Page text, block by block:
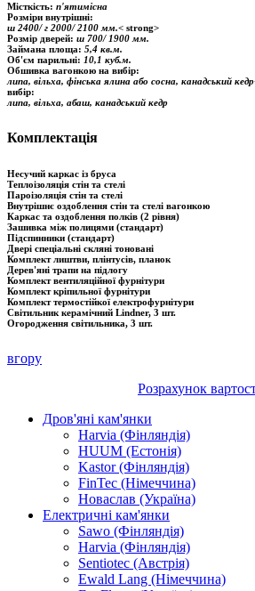
Місткість: п'ятимісна
Розміри внутрішні:
ш 2400/ г 2000/ 2100 мм.< strong>
Розмір дверей: ш 700/ 1900 мм.
Займана площа: 5,4 кв.м.
Об'єм парильні: 10,1 куб.м.
Обшивка вагонкою на вибір:
липа, вільха, фінська ялина або сосна, канадський кедр
вибір:
липа, вільха, абаш, канадський кедр
Комплектація
Несучий каркас із бруса
Теплоізоляція стін та стелі
Пароізоляція стін та стелі
Внутрішнє оздоблення стін та стелі вагонкою
Каркас та оздоблення полків (2 рівня)
Зашивка між полицями (стандарт)
Підспинники (стандарт)
Двері спеціальні скляні тоновані
Комплект лиштви, плінтусів, планок
Дерев'яні трапи на підлогу
Комплект вентиляційної фурнітури
Комплект кріпильної фурнітури
Комплект термостійкої електрофурнітури
Світильник керамічний Lindner, 3 шт.
Огородження світильника, 3 шт.
вгору
Розрахунок
Дров'яні кам'янки
Harvia (Фінляндія)
HUUM (Естонія)
Kastor (Фінляндія)
FinTec (Німеччина)
Новаслав (Україна)
Електричні кам'янки
Sawo (Фінляндія)
Harvia (Фінляндія)
Sentiotec (Австрія)
Ewald Lang (Німеччина)